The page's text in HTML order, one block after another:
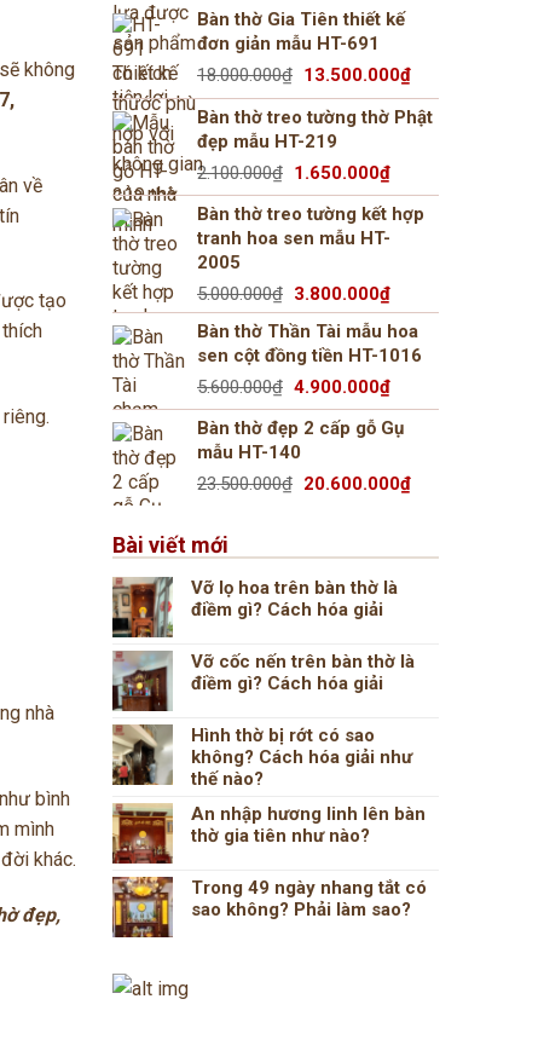
Bàn thờ Gia Tiên thiết kế
đơn giản mẫu HT-691
18.000.000₫ Giá
gốc
là:
18.000.000₫.
13.500.000₫Giá
hiện
tại
Bàn thờ treo tường thờ Phật
đẹp mẫu HT-219
2.100.000₫ Giá
gốc
là:
2.100.000₫.
1.650.000₫Giá
hiện
tại
là:
Bàn thờ treo tường kết hợp
tranh hoa sen mẫu HT-
2005
5.000.000₫ Giá
gốc
là:
5.000.000₫.
3.800.000₫Giá
hiện
tại
là:
3.800.000₫.
Bàn thờ Thần Tài mẫu hoa
sen cột đồng tiền HT-1016
5.600.000₫ Giá
gốc
là:
5.600.000₫.
4.900.000₫Giá
hiện
tại
4.900.000₫.
Bàn thờ đẹp 2 cấp gỗ Gụ
mẫu HT-140
23.500.000₫ Giá
23.500.000₫.
20.600.000₫Giá
là:
Bài viết mới
Vỡ lọ hoa trên bàn thờ là
điềm gì? Cách hóa giải
Vỡ cốc nến trên bàn thờ là
điềm gì? Cách hóa giải
Hình thờ bị rớt có sao
không? Cách hóa giải như
thế nào?
An nhập hương linh lên bàn
thờ gia tiên như nào?
Trong 49 ngày nhang tắt có
sao không? Phải làm sao?
không
về
tạo
nhà
bình
mình
khác.
đẹp,